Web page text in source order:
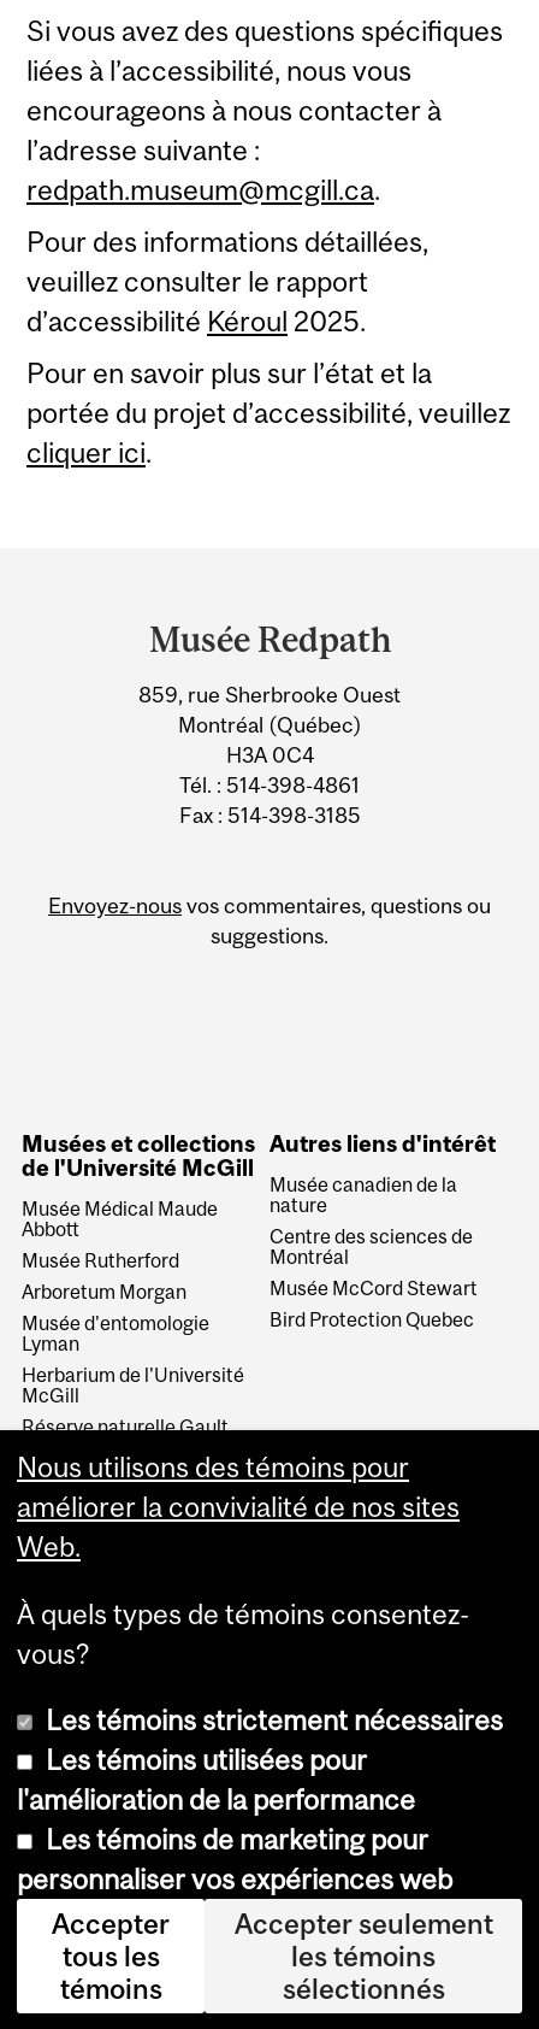
Si vous avez des questions spécifiques
liées à l’accessibilité, nous vous
encourageons à nous contacter à
l’adresse suivante :
redpath.museum@mcgill.ca.
Pour des informations détaillées,
veuillez consulter le rapport
d’accessibilité Kéroul 2025.
Pour en savoir plus sur l’état et la
portée du projet d’accessibilité, veuillez
cliquer ici.
Information
Musée Redpath
859, rue Sherbrooke Ouest
Montréal (Québec)
H3A 0C4
Tél. : 514-398-4861
Fax : 514-398-3185
Envoyez-nousvos commentaires, questions ou
suggestions.
Musées et collections
de l'Université McGill
Musée Médical Maude
Abbott
Musée Rutherford
Arboretum Morgan
Musée d'entomologie
Lyman
Herbarium de l'Université
McGill
Réserve naturelle Gault
Collections historiques de
l'Université McGill
Autres liens d'intérêt
Musée canadien de la
nature
Centre des sciences de
Montréal
Musée McCord Stewart
Bird Protection Quebec
© Université McGill, 2026
Accessibilité
Avis sur les témoins
Paramètres des témoins
Se connecter
Nous utilisons des témoins pour
améliorer la convivialité de nos sites
Web.
À quels types de témoins consentez-
vous?
Les témoins strictement nécessaires
Les témoins utilisées pour
l'amélioration de la performance
Les témoins de marketing pour
personnaliser vos expériences web
Accepter
tous les
témoins
Accepter seulement
les témoins
sélectionnés